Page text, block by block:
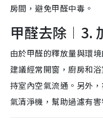
房間，避免甲醛中毒。
甲醛去除︱3.
由於甲醛的釋放量與環
建議經常開窗，廚房和
持室內空氣流通。另外
氣清淨機，幫助過濾有害